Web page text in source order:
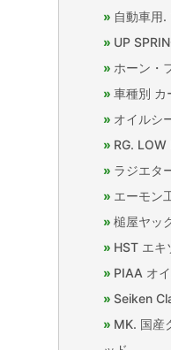
自動車用.
UP
ホーン・
車種別 カ
オイルシ
RG. LOW
ラジエタ
エーモン
槌屋ヤッ
HST エキ
PIAA オ
Seiken
MK. 国産